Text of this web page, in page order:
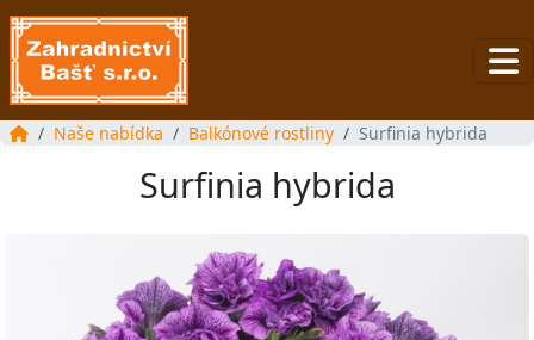
Naše nabídka Balkónové rostliny Surfinia hybrida
Surfinia hybrida